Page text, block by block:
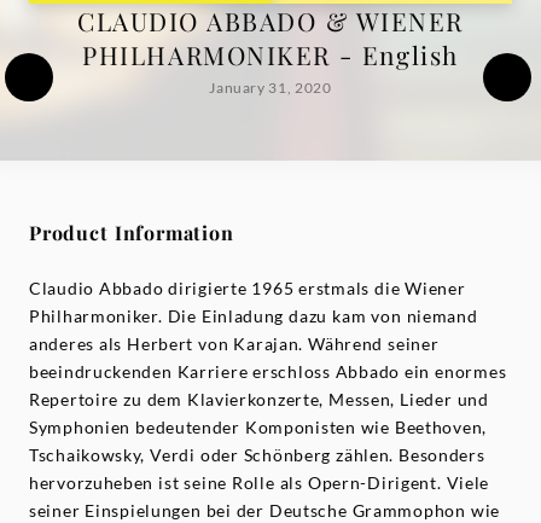
CLAUDIO ABBADO & WIENER
PHILHARMONIKER - English
January 31, 2020
Product Information
Claudio Abbado dirigierte 1965 erstmals die Wiener
Philharmoniker. Die Einladung dazu kam von niemand
anderes als Herbert von Karajan. Während seiner
beeindruckenden Karriere erschloss Abbado ein enormes
Repertoire zu dem Klavierkonzerte, Messen, Lieder und
Symphonien bedeutender Komponisten wie Beethoven,
Tschaikowsky, Verdi oder Schönberg zählen. Besonders
hervorzuheben ist seine Rolle als Opern-Dirigent. Viele
seiner Einspielungen bei der Deutsche Grammophon wie